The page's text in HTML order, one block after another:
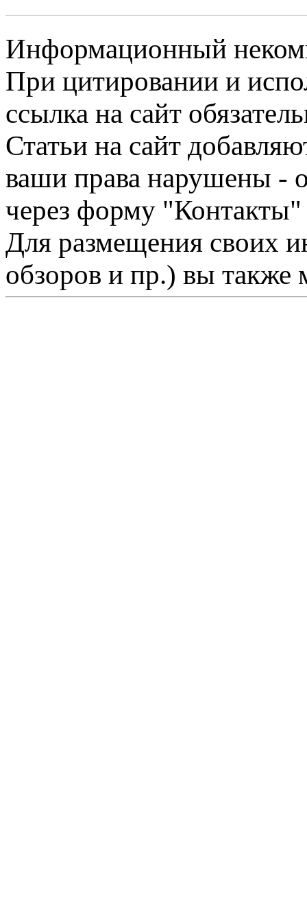
Информационный
При цитировании и
ссылка на сайт
Статьи на сайт
ваши права нарушены -
через форму "Контакты"
Для размещения своих
обзоров и пр.) вы также